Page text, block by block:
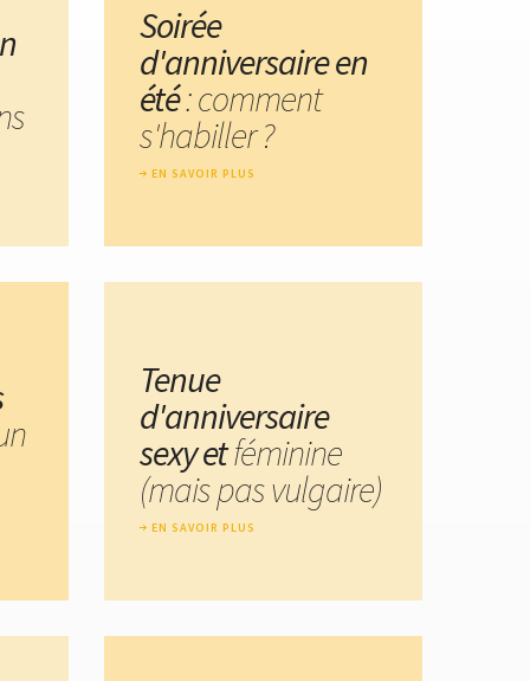
Soirée
d'anniversaire en
été: comment
s'habiller ?
EN SAVOIR PLUS
Tenue
d'anniversaire
sexy etféminine
(mais pas vulgaire)
EN SAVOIR PLUS